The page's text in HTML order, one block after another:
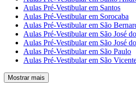
Aulas Pré-Vestibular em Santos
Aulas Pré-Vestibular em Sorocaba
Aulas Pré-Vestibular em São
Aulas Pré-Vestibular em São José
Aulas Pré-Vestibular em São José
Aulas Pré-Vestibular em São Paulo
Aulas Pré-Vestibular em São
Mostrar mais